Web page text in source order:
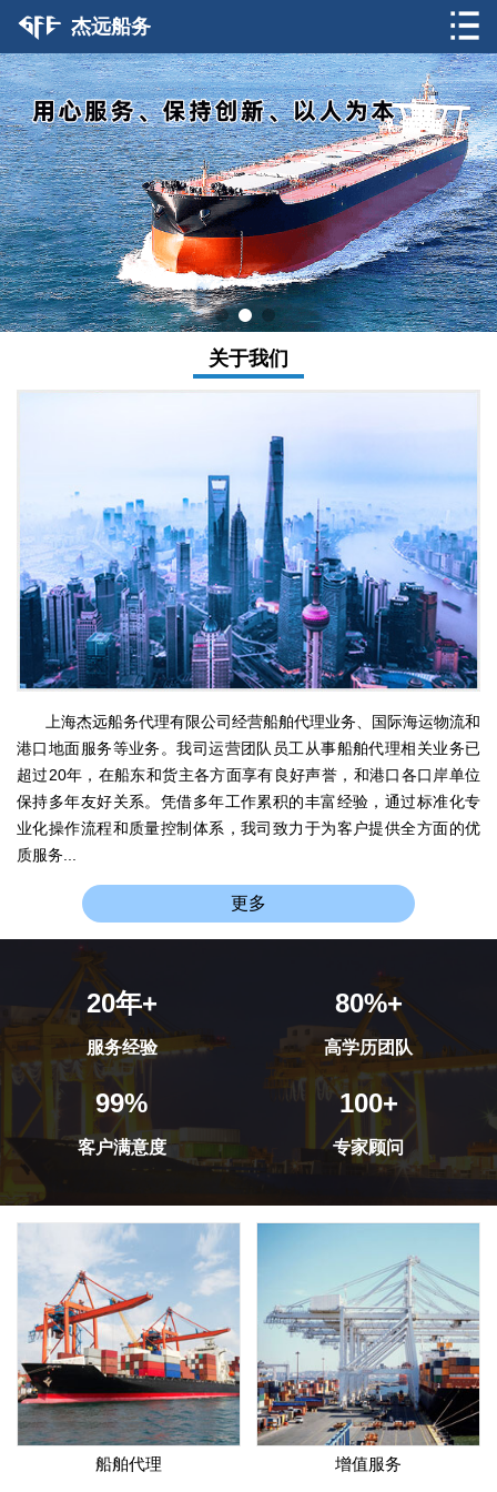
杰远船务
关于我们
上海杰远船务代理有限公司经营船舶代理业务、国际海运物流和
港口地面服务等业务。我司运营团队员工从事船舶代理相关业务已
超过20年，在船东和货主各方面享有良好声誉，和港口各口岸单位
保持多年友好关系。凭借多年工作累积的丰富经验，通过标准化专
业化操作流程和质量控制体系，我司致力于为客户提供全方面的优
质服务...
更多
20年+
服务经验
80%+
高学历团队
99%
客户满意度
100+
专家顾问
船舶代理 增值服务